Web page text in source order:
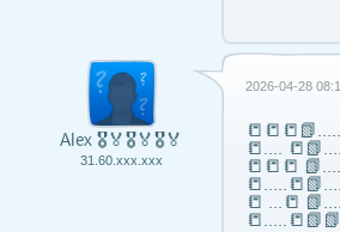
Alex 🎖️🏅🎖️🏅🎖️🏅
31.60.xxx.xxx
2026-04-28
📒….
📒📒📒
📒 …📒